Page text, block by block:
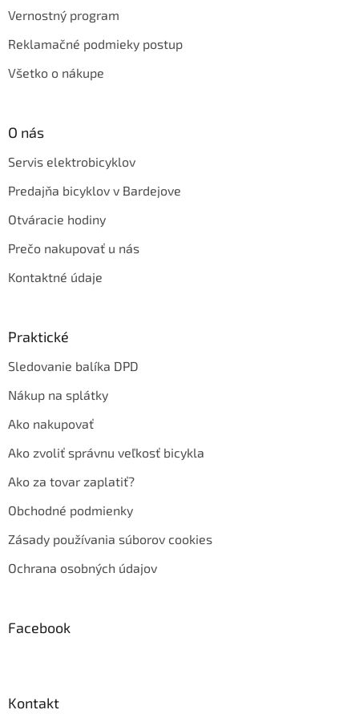
Vernostný program
Reklamačné podmieky postup
Všetko o nákupe
O nás
Servis elektrobicyklov
Predajňa bicyklov v Bardejove
Otváracie hodiny
Prečo nakupovať u nás
Kontaktné údaje
Praktické
Sledovanie balíka DPD
Nákup na splátky
Ako nakupovať
Ako zvoliť správnu veľkosť bicykla
Ako za tovar zaplatiť?
Obchodné podmienky
Zásady používania súborov cookies
Ochrana osobných údajov
Facebook
Kontakt